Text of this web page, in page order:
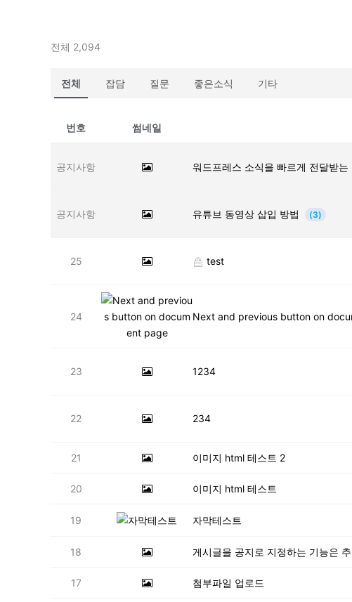
전체 2,094
전체 잡담 질문 좋은소식 기타
번호 썸네일
공지사항 워드프레스 소식을 빠르게 전달받
공지사항 유튜브 동영상 삽입 방법 (3)
25 test
24 Next and previous button on
23 1234
22 234
21 이미지 html 테스트 2
20 이미지 html 테스트
19 자막테스트
18 게시글을 공지로 지정하는 기능은
17 첨부파일 업로드